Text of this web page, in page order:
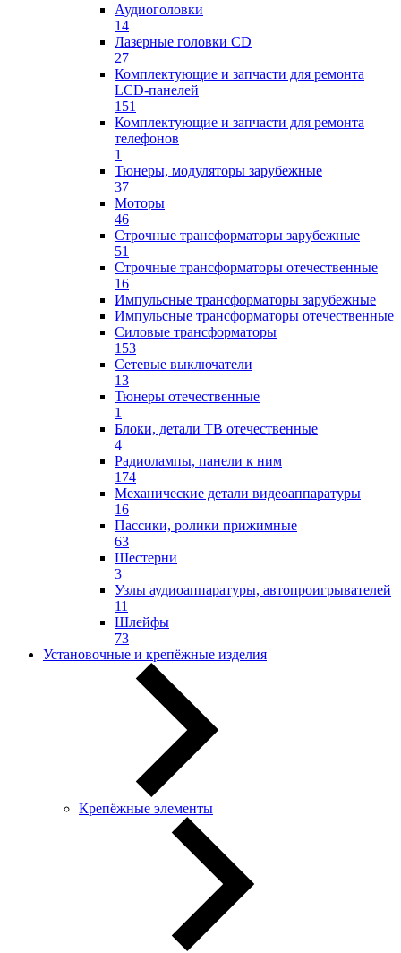
Аудиоголовки
14
Лазерные головки CD
27
Комплектующие и запчасти для ремонта
LCD-панелей
151
Комплектующие и запчасти для ремонта
телефонов
1
Тюнеры, модуляторы зарубежные
37
Моторы
46
Строчные трансформаторы зарубежные
51
Строчные трансформаторы отечественные
16
Импульсные трансформаторы зарубежные
Импульсные трансформаторы отечественные
Силовые трансформаторы
153
Сетевые выключатели
13
Тюнеры отечественные
1
Блоки, детали ТВ отечественные
4
Радиолампы, панели к ним
174
Механические детали видеоаппаратуры
16
Пассики, ролики прижимные
63
Шестерни
3
Узлы аудиоаппаратуры, автопроигрывателей
11
Шлейфы
73
Установочные и крепёжные изделия
Крепёжные элементы